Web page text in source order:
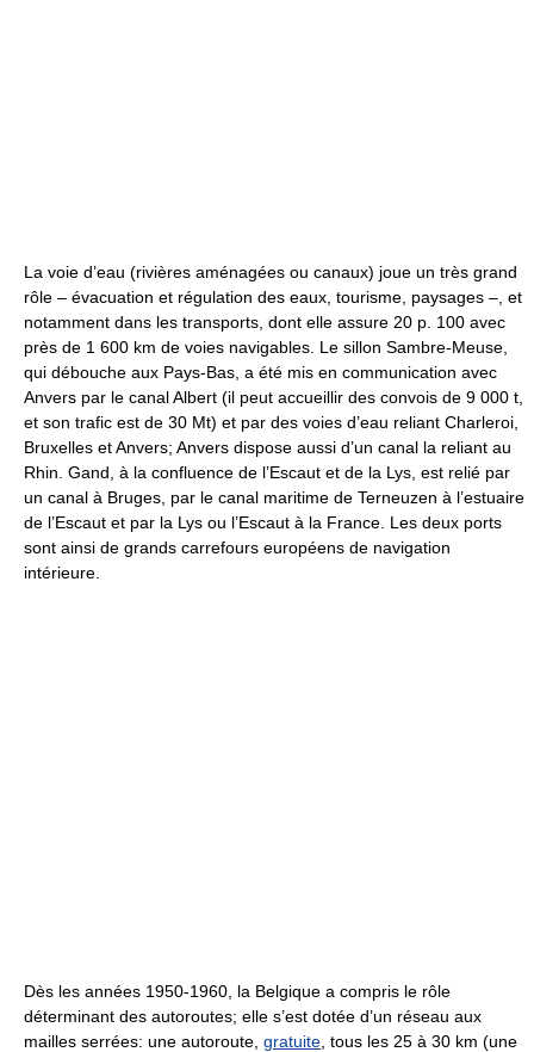
La voie d’eau (rivières aménagées ou canaux) joue un très grand
rôle – évacuation et régulation des eaux, tourisme, paysages –, et
notamment dans les transports, dont elle assure 20 p. 100 avec
près de 1 600 km de voies navigables. Le sillon Sambre-Meuse,
qui débouche aux Pays-Bas, a été mis en communication avec
Anvers par le canal Albert (il peut accueillir des convois de 9 000 t,
et son trafic est de 30 Mt) et par des voies d’eau reliant Charleroi,
Bruxelles et Anvers; Anvers dispose aussi d’un canal la reliant au
Rhin. Gand, à la confluence de l’Escaut et de la Lys, est relié par
un canal à Bruges, par le canal maritime de Terneuzen à l’estuaire
de l’Escaut et par la Lys ou l’Escaut à la France. Les deux ports
sont ainsi de grands carrefours européens de navigation
intérieure.
Dès les années 1950-1960, la Belgique a compris le rôle
déterminant des autoroutes; elle s’est dotée d’un réseau aux
mailles serrées: une autoroute, gratuite , tous les 25 à 30 km (une